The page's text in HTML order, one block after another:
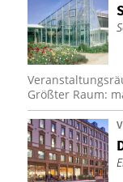
Größter Raum: